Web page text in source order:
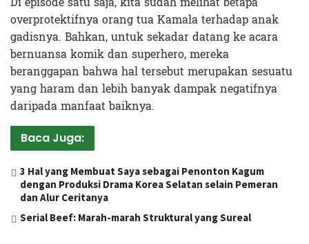
overprotektifnya orang tua Kamala terhadap anak
gadisnya. Bahkan, untuk sekadar datang ke acara
bernuansa komik dan superhero, mereka
beranggapan bahwa hal tersebut merupakan sesuatu
yang haram dan lebih banyak dampak negatifnya
daripada manfaat baiknya.
Baca Juga:
3 Hal yang Membuat Saya sebagai Penonton Kagum
dengan Produksi Drama Korea Selatan selain Pemeran
dan Alur Ceritanya
Serial Beef: Marah-marah Struktural yang Sureal